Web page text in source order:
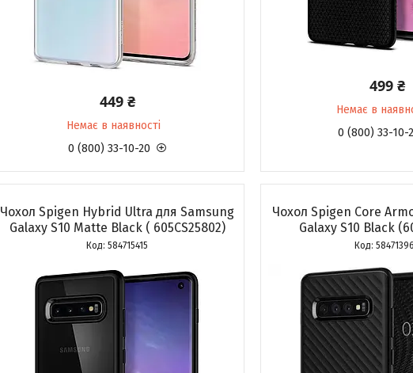
449 ₴
Немає в наявності
0 (800) 33-10-20
499 ₴
Немає в
0 (800) 33-10-
Чохол Spigen Hybrid Ultra для Samsung
Galaxy S10 Matte Black ( 605CS25802)
584715415
Чохол Spigen Core
Galaxy S10 Black